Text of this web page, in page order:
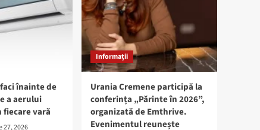
înainte de
a aerului
vară
27, 2026
Informații
Urania Cremene participă la
conferința „Părinte în 2026”,
organizată de Emthrive.
Evenimentul reunește